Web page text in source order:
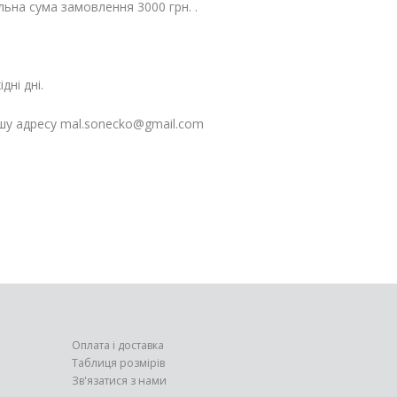
сума замовлення 3000 грн. .
дні.
адресу mal.sonecko@gmail.com
Оплата і доставка
Таблиця розмірів
Зв'язатися з нами